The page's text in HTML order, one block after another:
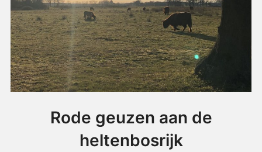
Rode geuzen aan de
heltenbosrijk